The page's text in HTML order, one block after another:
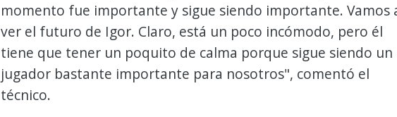
momento fue importante y sigue siendo importante. Vamos
ver el futuro de Igor. Claro, está un poco incómodo, pero él
tiene que tener un poquito de calma porque sigue siendo un
jugador bastante importante para nosotros", comentó el
técnico.